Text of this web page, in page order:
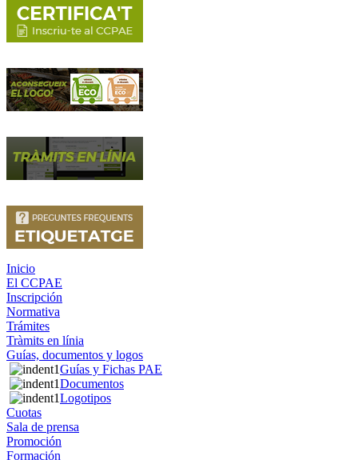
Inicio
El CCPAE
Inscripción
Normativa
Trámites
Tràmits en línia
Guías, documentos y logos
Guías y Fichas PAE
Documentos
Logotipos
Cuotas
Sala de prensa
Promoción
Formación